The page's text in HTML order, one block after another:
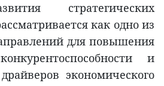
стратегических
как одно из
для повышения
и
экономического